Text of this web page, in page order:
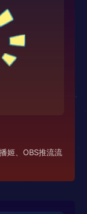
姬、OBS推流流